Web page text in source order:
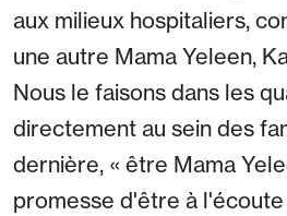
aux milieux hospitaliers,
une autre Mama Yeleen,
Nous le faisons dans les
directement au sein des
dernière, « être Mama
promesse d'être à